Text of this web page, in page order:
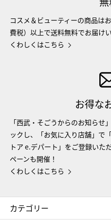
コスメ＆ビューティーの商品は
費税）以上で送料無料でお届けい
くわしくはこちら
お得な
「西武・そごうからのお知らせ
ックし、「お気に入り店舗」で
トア e.デパート」をご登録いた
ペーンも開催！
くわしくはこちら
カテゴリー